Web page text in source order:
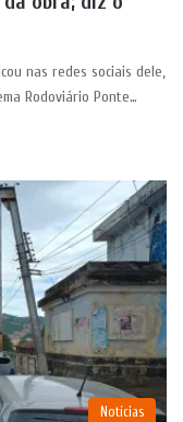
nas redes sociais dele,
Rodoviário Ponte…
Notícias